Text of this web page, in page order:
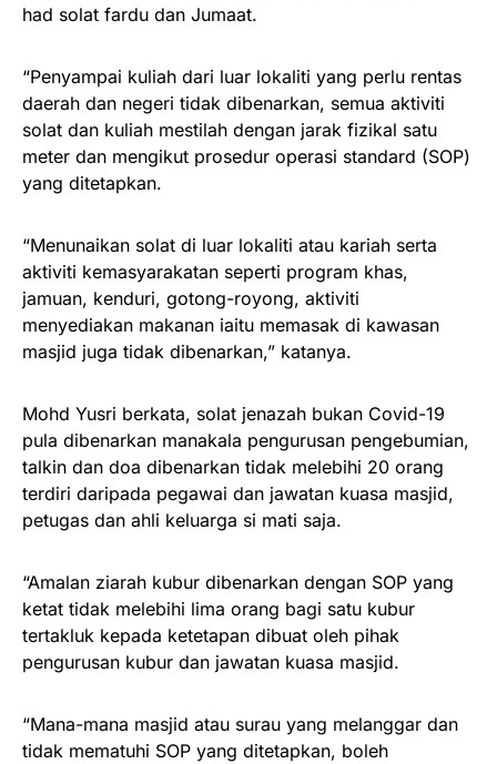
had solat fardu dan Jumaat.
“Penyampai kuliah dari luar lokaliti yang perlu rentas
daerah dan negeri tidak dibenarkan, semua aktiviti
solat dan kuliah mestilah dengan jarak fizikal satu
meter dan mengikut prosedur operasi standard (SOP)
yang ditetapkan.
“Menunaikan solat di luar lokaliti atau kariah serta
aktiviti kemasyarakatan seperti program khas,
jamuan, kenduri, gotong-royong, aktiviti
menyediakan makanan iaitu memasak di kawasan
masjid juga tidak dibenarkan,” katanya.
Mohd Yusri berkata, solat jenazah bukan Covid-19
pula dibenarkan manakala pengurusan pengebumian,
talkin dan doa dibenarkan tidak melebihi 20 orang
terdiri daripada pegawai dan jawatan kuasa masjid,
petugas dan ahli keluarga si mati saja.
“Amalan ziarah kubur dibenarkan dengan SOP yang
ketat tidak melebihi lima orang bagi satu kubur
tertakluk kepada ketetapan dibuat oleh pihak
pengurusan kubur dan jawatan kuasa masjid.
“Mana-mana masjid atau surau yang melanggar dan
tidak mematuhi SOP yang ditetapkan, boleh